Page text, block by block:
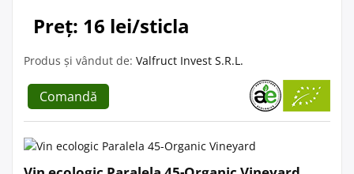
Preț: 16 lei/sticla
Produs și vândut de: Valfruct Invest S.R.L.
Comandă